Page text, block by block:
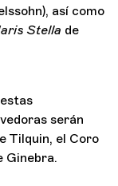
así como
Stella de
serán
Tilquin, el Coro
Ginebra.